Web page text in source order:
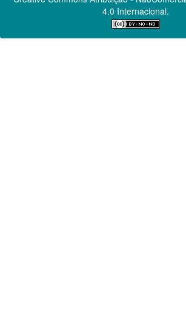
4.0 Internacional.